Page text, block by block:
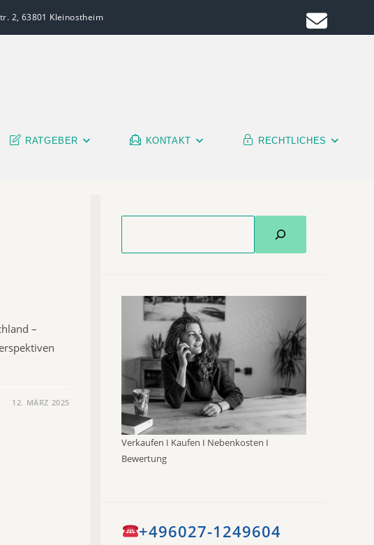
2, 63801 Kleinostheim
RATGEBER KONTAKT RECHTLICHES
–
12. MÄRZ 2025
Verkaufen I Kaufen I Nebenkosten I
Bewertung
+496027-1249604